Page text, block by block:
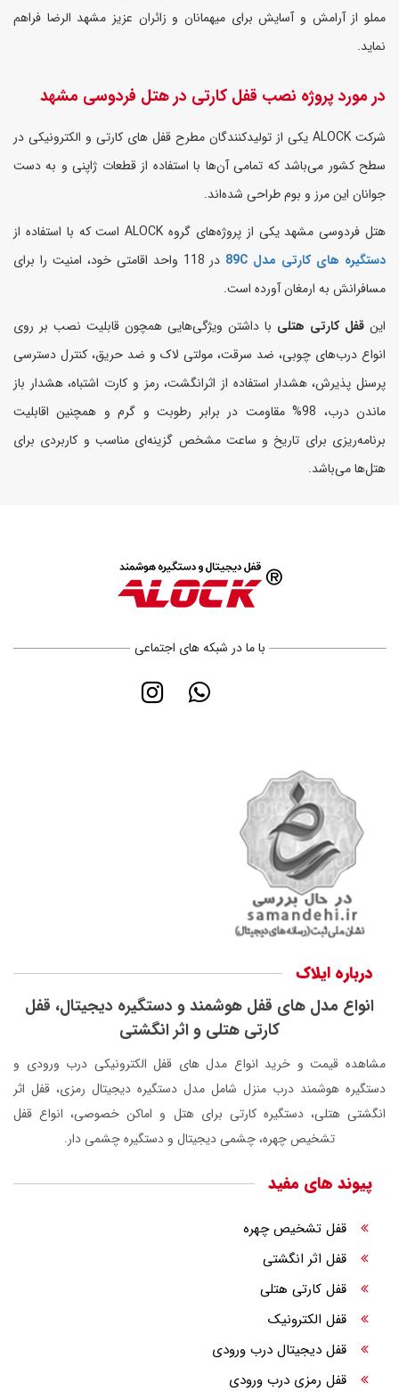
مملو از آرامش و آسایش برای میهمانان و زائران عزیز مشهد الرضا فراهم
نماید.
در مورد پروژه نصب قفل کارتی در هتل فردوسی مشهد
شرکت ALOCK یکی از تولیدکنندگان مطرح قفل های کارتی و الکترونیکی در
سطح کشور می‌باشد که تمامی آن‌ها با استفاده از قطعات ژاپنی و به دست
جوانان این مرز و بوم طراحی شده‌اند.
هتل فردوسی مشهد یکی از پروژه‌های گروه ALOCK است که با استفاده از
دستگیره های کارتی مدل 89C
در 118 واحد اقامتی خود، امنیت را برای
مسافرانش به ارمغان آورده است.
این قفل کارتی هتلی با داشتن ویژگی‌هایی همچون قابلیت نصب بر روی
انواع درب‌های چوبی، ضد سرقت، مولتی لاک و ضد حریق، کنترل دسترسی
پرسنل پذیرش، هشدار استفاده از اثرانگشت، رمز و کارت اشتباه، هشدار باز
ماندن درب، 98% مقاومت در برابر رطوبت و گرم و همچنین اقابلیت
برنامه‌ریزی برای تاریخ و ساعت مشخص گزینه‌ای مناسب و کاربردی برای
هتل‌ها می‌باشد.
با ما در شبکه های اجتماعی
درباره ایلاک
انواع مدل های قفل هوشمند و دستگیره دیجیتال، قفل
کارتی هتلی و اثر انگشتی
مشاهده قیمت و خرید انواع مدل های قفل الکترونیکی درب ورودی و
دستگیره هوشمند درب منزل شامل مدل دستگیره دیجیتال رمزی، قفل اثر
انگشتی هتلی، دستگیره کارتی برای هتل و اماکن خصوصی، انواع قفل
تشخیص چهره، چشمی دیجیتال و دستگیره چشمی دار.
پیوند های مفید
قفل تشخیص چهره
قفل اثر انگشتی
قفل کارتی هتلی
قفل الکترونیک
قفل دیجیتال درب ورودی
قفل رمزی درب ورودی